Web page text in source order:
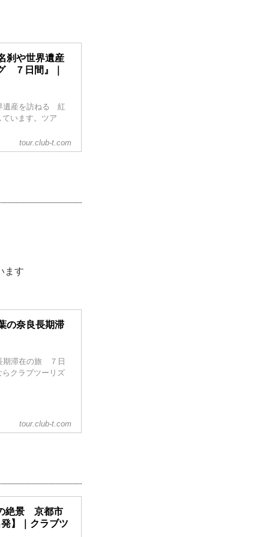
刹や世界遺産
７日間』｜
遺産を訪ねる 紅
います。ツア
tour.club-t.com
ます
の奈良長期滞
期滞在の旅 ７日
クラブツーリズ
tour.club-t.com
絶景 京都市
】｜クラブツ